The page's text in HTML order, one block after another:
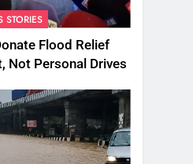
STORIES
Flood Relief
Not Personal Drives